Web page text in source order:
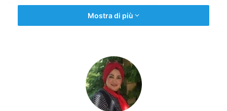
Concorso interno per titoli ed esami a 411 posti da
19° corso, giunto alle battute conclusive – di un nuovo
corso da viceispettore, se necessario articolato in due o
anche tre cicli, ribadendo la nostra pressante richiesta,
inviata al Capo della Polizia dal 24 maggio 2024, di far
Mostra di più